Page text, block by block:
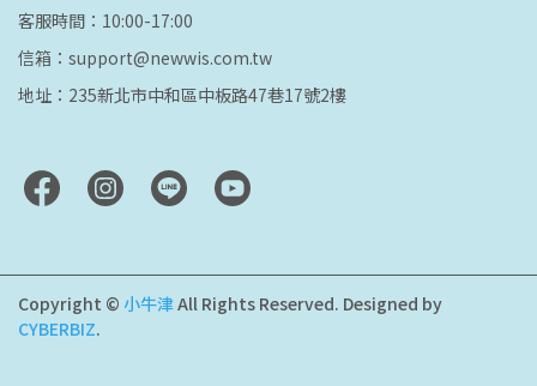
客服時間：10:00-17:00
信箱：support@newwis.com.tw
地址：235新北市中和區中板路47巷17號2樓
Copyright © 小牛津All Rights Reserved. Designed by
CYBERBIZ.